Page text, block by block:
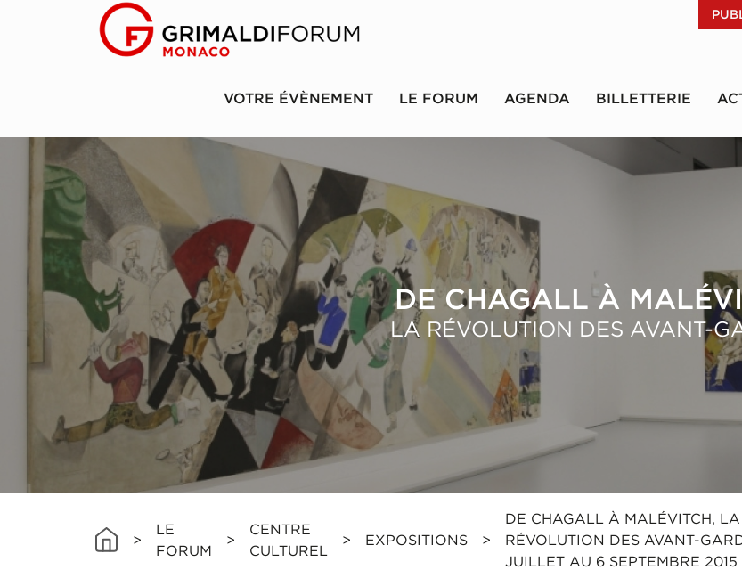
VOTRE ÉVÈNEMENT LE FORUM AGENDA BILLETTERIE
DE CHAGALL À
LA RÉVOLUTION DES AVANT-
>
LE
FORUM
>
CENTRE
CULTUREL
> EXPOSITIONS >
DE CHAGALL À MALÉVITCH, LA
RÉVOLUTION DES AVANT-
JUILLET AU 6 SEPTEMBRE 2015